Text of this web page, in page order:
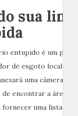
sua
entupido é um
de esgoto local em
uma câmera
encontrar a área
fornecer uma lista de